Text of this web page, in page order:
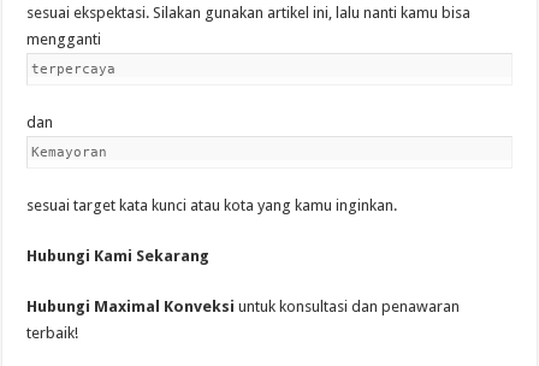
sesuai ekspektasi. Silakan gunakan artikel ini, lalu nanti kamu bisa
mengganti
terpercaya
dan
Kemayoran
sesuai target kata kunci atau kota yang kamu inginkan.
Hubungi Kami Sekarang
Hubungi Maximal Konveksi untuk konsultasi dan penawaran
terbaik!